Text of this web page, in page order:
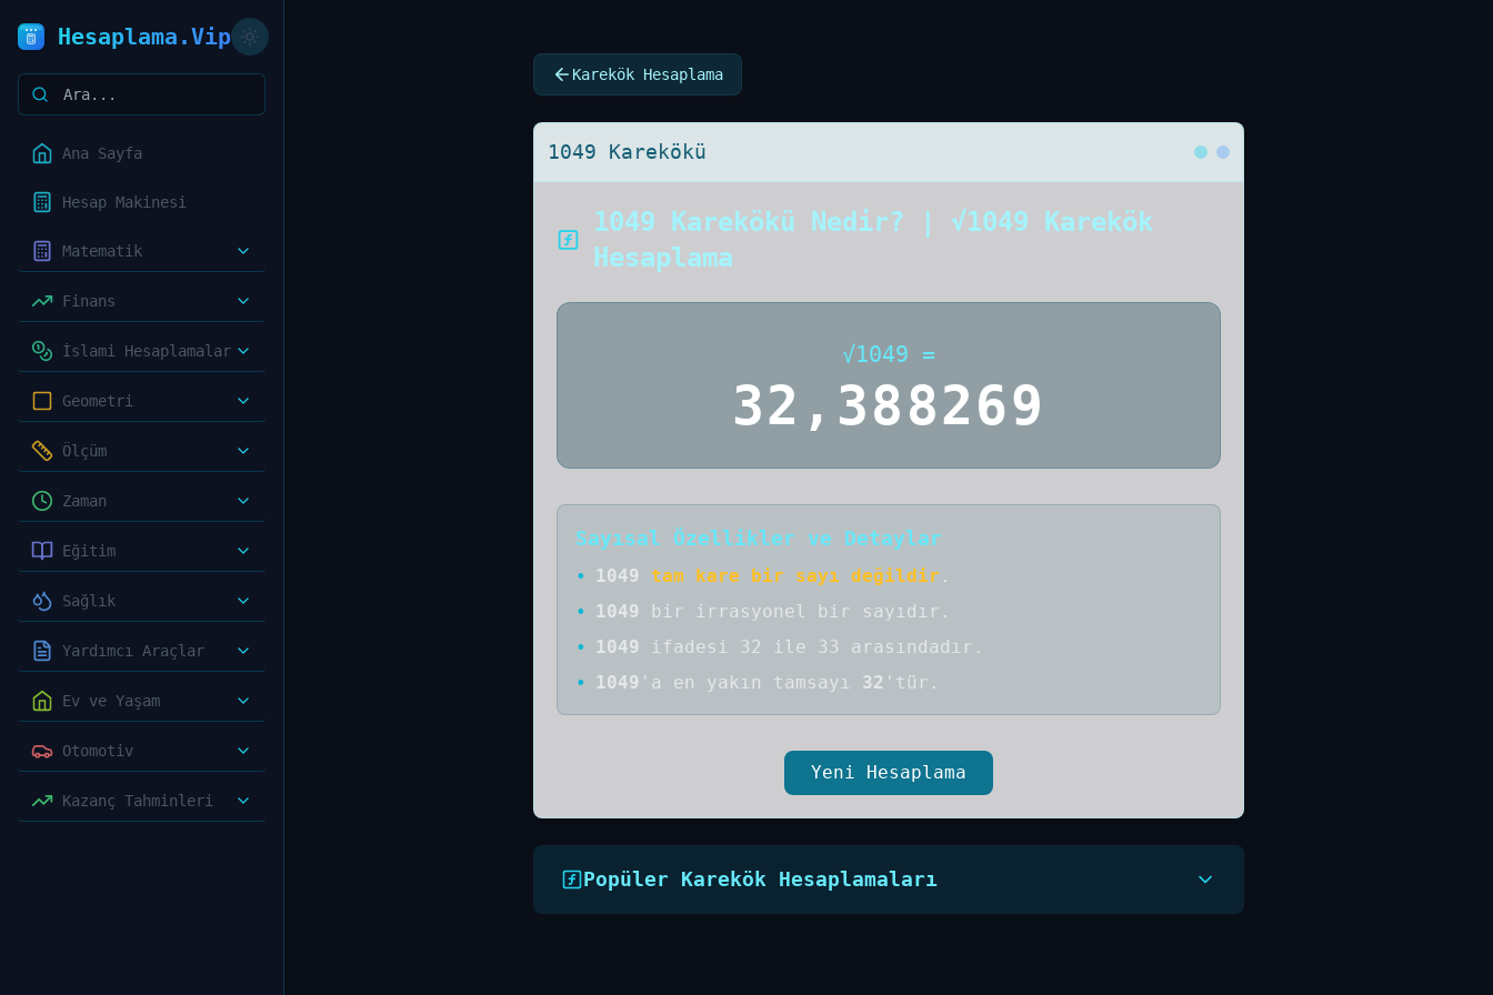
Hesaplama.Vip
Ana Sayfa
Hesap Makinesi
Matematik
Finans
İslami Hesaplamalar
Geometri
Ölçüm
Zaman
Eğitim
Sağlık
Yardımcı Araçlar
Ev ve Yaşam
Otomotiv
Kazanç Tahminleri
Karekök Hesaplama
1049 Karekökü
1049 Karekökü Nedir? | √1049 Karekök
Hesaplama
√1049 =
32,388269
Sayısal Özellikler ve Detaylar
• 1049 tam kare bir sayı değildir .
•
1049 bir irrasyonel bir sayıdır .
•
1049
ifadesi 32 ile 33 arasındadır.
•
1049 'a en yakın tamsayı 32 'tür.
Yeni Hesaplama
Popüler Karekök Hesaplamaları